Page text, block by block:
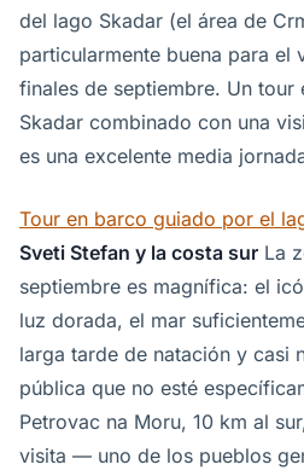
del lago Skadar (el área de
particularmente buena para el
finales de septiembre. Un
Skadar combinado con una
es una excelente media
Tour en barco guiado por el
Sveti Stefan y la costa sur La
septiembre es magnífica: el
luz dorada, el mar
larga tarde de natación y casi
pública que no esté
Petrovac na Moru, 10 km al
visita — uno de los pueblos